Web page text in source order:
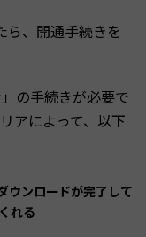
ら、開通手続きを
の手続きが必要で
アによって、以下
ウンロードが完了して
れる